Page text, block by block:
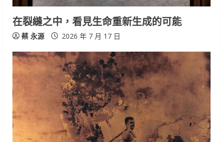
n
g
在裂縫之中，看見生命重新生成的可能
蔡 永源 2026 年 7 月 17 日